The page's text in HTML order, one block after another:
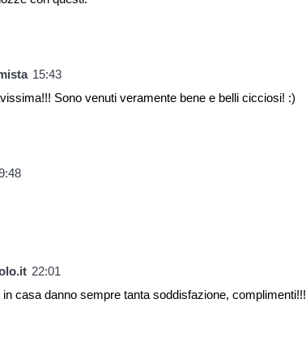
15:43
Sono venuti veramente bene e belli cicciosi! :)
22:01
in casa danno sempre tanta soddisfazione, complimenti!!!